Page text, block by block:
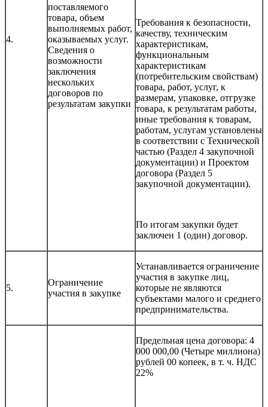
4.
поставляемого
товара, объем
выполняемых работ,
оказываемых услуг.
Сведения о
возможности
заключения
нескольких
договоров по
результатам закупки
Требования к безопасности,
качеству, техническим
характеристикам,
функциональным
характеристикам
(потребительским свойствам)
товара, работ, услуг, к
размерам, упаковке, отгрузке
товара, к результатам работы,
иные требования к товарам,
работам, услугам установлены
в соответствии с Технической
частью (Раздел 4 закупочной
документации) и Проектом
договора (Раздел 5
закупочной документации).
По итогам закупки будет
заключен 1 (один) договор.
5.
Ограничение
участия в закупке
Устанавливается ограничение
участия в закупке лиц,
которые не являются
субъектами малого и среднего
предпринимательства.
Предельная цена договора: 4
000 000,00 (Четыре миллиона)
рублей 00 копеек, в т. ч. НДС
22%